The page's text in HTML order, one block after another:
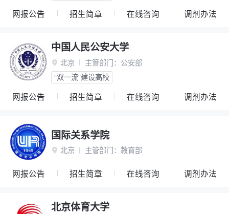
网报公告 招生简章 在线咨询 调剂办法
中国人民公安大学
 北京 主管部门： 公安部
“双一流”建设高校
网报公告 招生简章 在线咨询 调剂办法
国际关系学院
 北京 主管部门： 教育部
网报公告 招生简章 在线咨询 调剂办法
北京体育大学